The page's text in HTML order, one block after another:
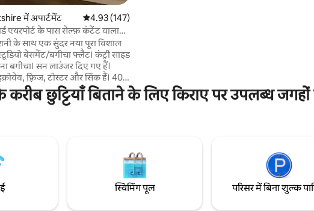
में अपार्टमेंट औसत रेटिंग 5 में से 4.93, 147 समीक्षाएँ
4.93 (147)
एयरपोर्ट के पास सेल्फ़ कंटेंट वाला
के साथ एक सुंदर नया पूरा विशाल
बेसमेंट/बगीचा फ्लैट। कंट्री साइड
बगीचा। सन लाउंजर दिए गए हैं।
फ़्रिज, टोस्टर और सिंक हैं। 40”
Sky TV/Amazon Prime और
डबल बेड और सोफ़ा। टॉयलेट,
दिक्कत का सामना करने वाले
यह जगह उपयुक्त न हो
छुट्टियाँ बिताने के लिए किराए पर उपलब्ध जगहों
स्विमिंग पूल परिसर में बिना शुल्क